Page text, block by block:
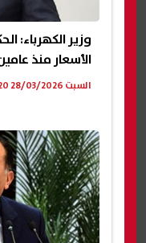
وزير الكهرباء:
الأسعار منذ
السبت 28/03/2026 05:20 م